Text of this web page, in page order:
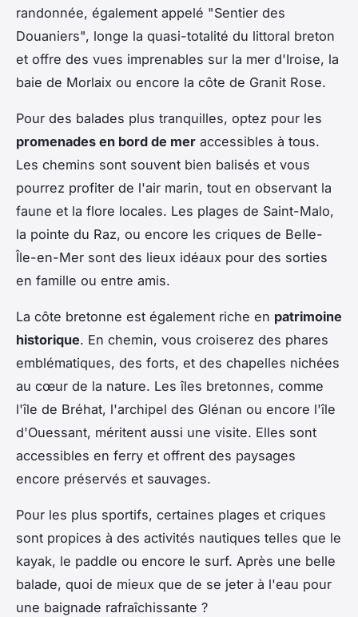
randonnée, également appelé "Sentier des
Douaniers", longe la quasi-totalité du littoral breton
et offre des vues imprenables sur la mer d'Iroise, la
baie de Morlaix ou encore la côte de Granit Rose.
Pour des balades plus tranquilles, optez pour les
promenades en bord de mer accessibles à tous.
Les chemins sont souvent bien balisés et vous
pourrez profiter de l'air marin, tout en observant la
faune et la flore locales. Les plages de Saint-Malo,
la pointe du Raz, ou encore les criques de Belle-
Île-en-Mer sont des lieux idéaux pour des sorties
en famille ou entre amis.
La côte bretonne est également riche en patrimoine
historique. En chemin, vous croiserez des phares
emblématiques, des forts, et des chapelles nichées
au cœur de la nature. Les îles bretonnes, comme
l'île de Bréhat, l'archipel des Glénan ou encore l'île
d'Ouessant, méritent aussi une visite. Elles sont
accessibles en ferry et offrent des paysages
encore préservés et sauvages.
Pour les plus sportifs, certaines plages et criques
sont propices à des activités nautiques telles que le
kayak, le paddle ou encore le surf. Après une belle
balade, quoi de mieux que de se jeter à l'eau pour
une baignade rafraîchissante ?